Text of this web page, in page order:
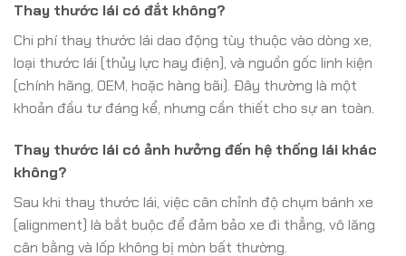
Thay thước lái có đắt không?
Chi phí thay thước lái dao động tùy thuộc vào dòng xe,
loại thước lái (thủy lực hay điện), và nguồn gốc linh kiện
(chính hãng, OEM, hoặc hàng bãi). Đây thường là một
khoản đầu tư đáng kể, nhưng cần thiết cho sự an toàn.
Thay thước lái có ảnh hưởng đến hệ thống lái khác
không?
Sau khi thay thước lái, việc cân chỉnh độ chụm bánh xe
(alignment) là bắt buộc để đảm bảo xe đi thẳng, vô lăng
cân bằng và lốp không bị mòn bất thường.